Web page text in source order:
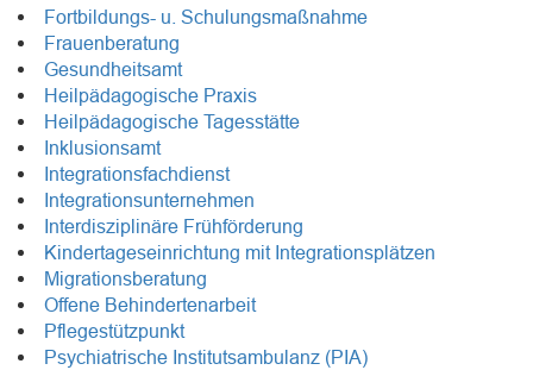
Fortbildungs- u. Schulungsmaßnahme
Frauenberatung
Gesundheitsamt
Heilpädagogische Praxis
Heilpädagogische Tagesstätte
Inklusionsamt
Integrationsfachdienst
Integrationsunternehmen
Interdisziplinäre Frühförderung
Kindertageseinrichtung mit Integrationsplätzen
Migrationsberatung
Offene Behindertenarbeit
Pflegestützpunkt
Psychiatrische Institutsambulanz (PIA)